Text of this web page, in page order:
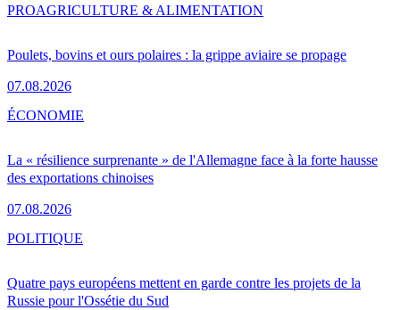
Poulets, bovins et ours polaires : la grippe aviaire se propage
07.08.2026
PROAGRICULTURE & ALIMENTATION
La « résilience surprenante » de l'Allemagne face à la forte hausse
des exportations chinoises
07.08.2026
ÉCONOMIE
Quatre pays européens mettent en garde contre les projets de la
Russie pour l'Ossétie du Sud
POLITIQUE